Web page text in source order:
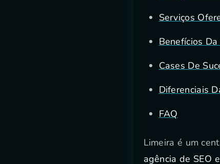
Serviços
Benefícios
Cases De
Diferenciais
FAQ
Limeira é um
agência de SEO